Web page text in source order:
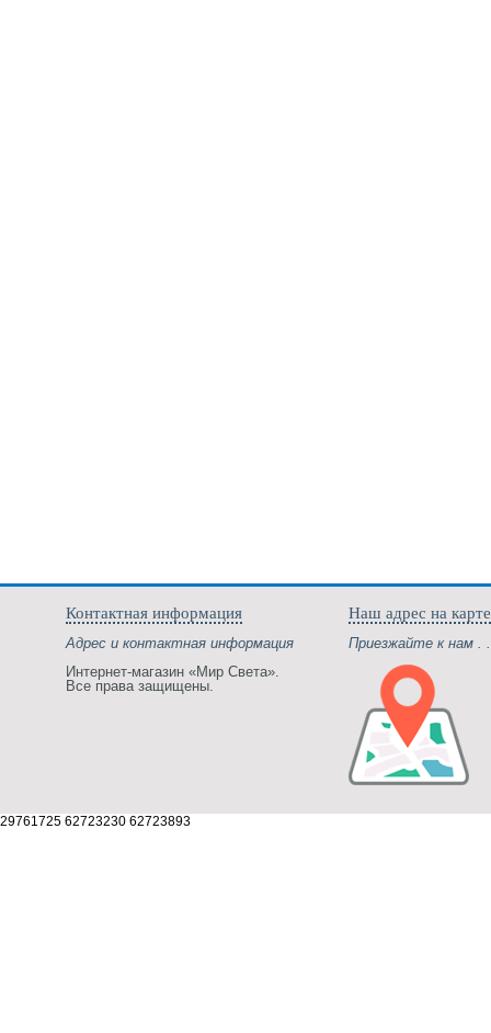
Контактная информация
Адрес и контактная информация
Интернет-магазин «Мир Света».
Все права защищены.
Наш адрес на карте
Приезжайте к нам .
29761725 62723230 62723893